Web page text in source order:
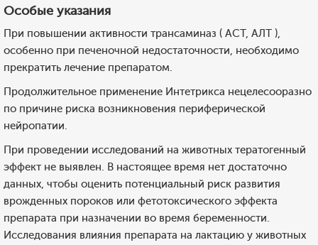
Особые указания
При повышении активности трансаминаз ( АСТ, АЛТ ),
особенно при печеночной недостаточности, необходимо
прекратить лечение препаратом.
Продолжительное применение Интетрикса нецелесооразно
по причине риска возникновения периферической
нейропатии.
При проведении исследований на животных тератогенный
эффект не выявлен. В настоящее время нет достаточно
данных, чтобы оценить потенциальный риск развития
врожденных пороков или фетотоксического эффекта
препарата при назначении во время беременности.
Исследования влияния препарата на лактацию у животных